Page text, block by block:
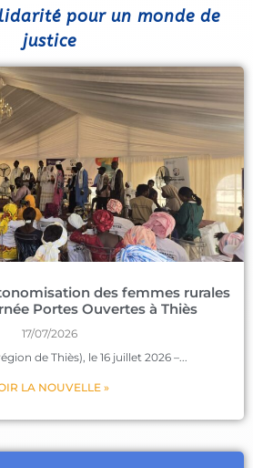
pour un monde de
justice
des femmes rurales
Portes Ouvertes à Thiès
17/07/2026
de Thiès), le 16 juillet 2026 –
LA NOUVELLE »